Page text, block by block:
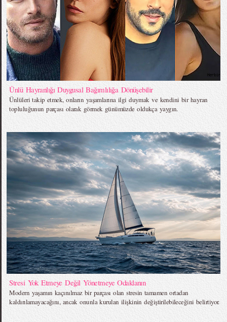
Ünlü Hayranlığı Duygusal Bağımlılığa Dönüşebilir
Ünlüleri takip etmek, onların yaşamlarına ilgi duymak ve kendini bir hayran
topluluğunun parçası olarak görmek günümüzde oldukça yaygın.
Stresi Yok Etmeye Değil Yönetmeye Odaklanın
Modern yaşamın kaçınılmaz bir parçası olan stresin tamamen ortadan
kaldırılamayacağını, ancak onunla kurulan ilişkinin değiştirilebileceğini belirtiyor.